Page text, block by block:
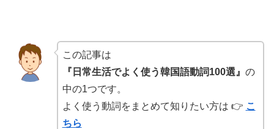
この記事は
『日常生活でよく使う韓国語動詞100選』 の
中の1つです。
よく使う動詞をまとめて知りたい方は 👉 こ
ちら